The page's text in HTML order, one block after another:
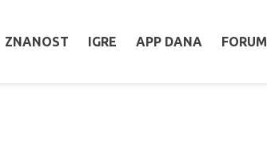
ZNANOST IGRE APP DANA FORUM